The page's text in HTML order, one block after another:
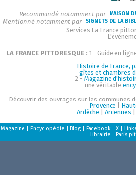
Recommandé notamment par MAISON
Mentionné notamment par SIGNETS DE LA
Services La France
LA FRANCE PITTORESQUE : 1 - Guide en
Histoire de France,
gîtes et chambres
2 - Magazine
une véritable
Découvrir des ouvrages sur les communes
Provence
Ardèche
Ardennes
Magazine Encyclopédie Blog| Facebook| X|
Librairie
Paris